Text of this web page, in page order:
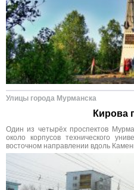
Улицы города Мурманска
Кирова
Один из четырёх проспектов
около корпусов технического
восточном направлении вдоль